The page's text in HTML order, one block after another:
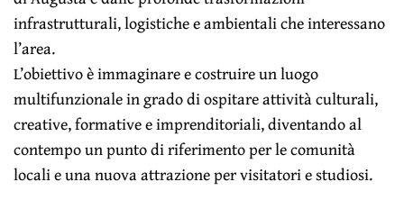
infrastrutturali, logistiche e ambientali che interessano
l’area.
L’obiettivo è immaginare e costruire un luogo
multifunzionale in grado di ospitare attività culturali,
creative, formative e imprenditoriali, diventando al
contempo un punto di riferimento per le comunità
locali e una nuova attrazione per visitatori e studiosi.